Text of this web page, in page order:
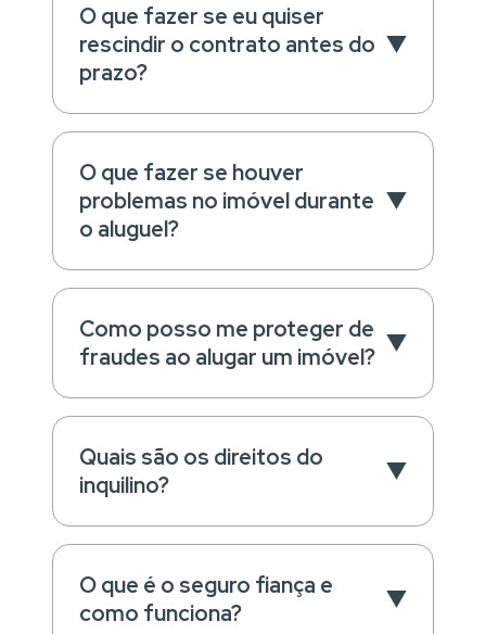
O que fazer se eu quiser
rescindir o contrato antes do
prazo?
O que fazer se houver
problemas no imóvel durante
o aluguel?
Como posso me proteger de
fraudes ao alugar um imóvel?
Quais são os direitos do
inquilino?
O que é o seguro fiança e
como funciona?